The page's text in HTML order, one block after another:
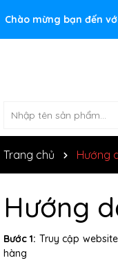
Chào mừng bạn đến
Trang chủ Hướng
Hướng
Bước 1: Truy cập
hàng